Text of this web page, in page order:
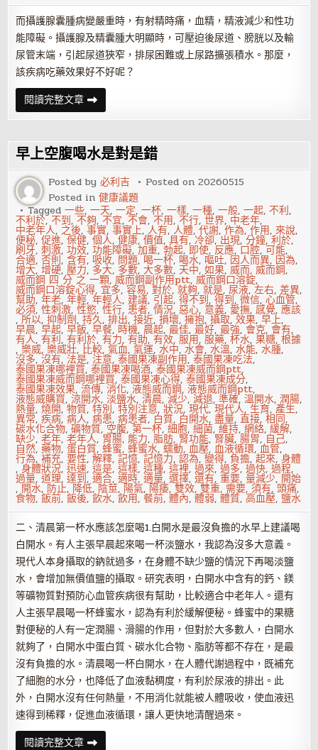
而攝護腺囊腫病變嚴重時，有射精時痛，血精，精液減少和性功
能障礙。攝護腺及精囊腫大明顯時，可壓迫後尿道、膀胱以及輸
尿管末端，引起尿道狹窄，排尿困難或上尿路擴張積水。那麼，
該疾病吃藥效果好不好呢？
閱讀完整文章攝
護
腺
腫
出
現
什
麼
症
狀
吃
藥
效
果
怎
麼
樣
早上空腹喝水是對是錯
Posted by必利吉 Posted on20260515
Posted in健康議題
Tagged一些,一天,一定,一杯,一樣,一種,一般,一起,不利,
不利於,不到,不夠,不宜,不會,不用,不行,世界, 中老年,
中老年人, 之後,事實,事實上,人有,人體,代謝,作為,作用,來說,
便秘,促進,保健,個人,健康,價值,具有, 冷卻, 出現,分鐘,利於,
刷牙,刺激,功效,功能障礙,加重,勃起, 即使, 反應, 口腔,可能,
合適,否則,含有, 吸收, 問題, 喝一杯, 喝水, 嘔吐, 因人而異, 因為,
增大,增硬,壓力, 多大, 多數,大多數, 天中,如果,威而,威而鋼,
威而鋼 四 分 之 一顆,威而鋼副作用ptt,威而鋼口溶錠,
威而鋼口溶錠心得,宜多,容易,對於,就夠,就是,尿液,左右,差異,
幫助,年老,年輕,年輕人, 建議, 引起,得不到,得到,微信,心血管,
必須,性刺激,性慾,性行, 患者,情況,惡心, 意義, 愛撫,感覺,應該
,所以,抑制劑,持久,排出,接近,損壞,擁抱,攝取,效果,早上,
早晨,早起,早飯,早餐, 時機,晨起,最佳,最好,最強, 會克, 會有,
有人,有利,有利於,有力,有助,有效,服用,服藥,杯水,果糖,根據
,樂威,樂威壯, 比較,氣血,氣運,水中,水會,水溫,水能,水腫,
沒多,沒有, 法是, 注意,泰國果凍副作用,泰國果凍吃法,
泰國果凍哪裡買,泰國果凍喝酒,泰國果凍威而鋼ptt,
泰國果凍威而鋼哪裡買,泰國果凍心得,泰國果凍成分,
泰國果凍效果,流傳,消化,液態威而鋼,液態威而鋼ptt,
液態威購買,涼開水,淡鹽水,清晨,減少,減退,準確,溫開水,潤腸,
熱量,燒開,物質,特別,特別注意,狀況,現代,現代人,生育,產生,
異常,疾病,病人,病患,病患者, 白質, 白開水,盡量,直接,相同,
碳水化合物,礦物質, 空腹,第一杯,細胞,細菌,維持,網絡,緩解,
缺少,老年,老年人, 胃腸, 能力,脂肪, 腎功能, 腎臟,腸胃, 自己,
自然,藥物,蛋白質,蜂蜜,蜂蜜水,蠕動,血壓,血液循環,血管,
行為,補充,要性,解釋,記憶,記憶力,認為,變得, 負擔,起來,身體
,身體狀況,迅速,這是,這樣,這種,這裡,過來,過多,過快,過程,
過量,道理,達到,適合,適時,適量,選擇,還有,重要,量減少, 開始
, 開水, 防止, 降低, 陰莖, 陽氣, 陽痿,雙效,雙重, 需要,須有,頭痛,
食物,飯前,飯後,飲水,飲用,餐前,體內,體弱,體質,高血壓, 鹽水
二、清晨第一杯水應該怎麼喝1.白開水是最沒負擔的水早上建議喝
白開水。有人主張早晨起來喝一杯淡鹽水，我認為沒多大意義。
現代人本身攝取的鈉就過多，在身體不缺少鹽的情況下再喝淡鹽
水，會增加無價值鹽的攝取。研究表明，白開水中含有的鈣、鎂
等礦物質對預防心血管疾病很有幫助，比較適合中老年人。還有
人主張早晨喝一杯蜂蜜水，認為有利於緩解便秘。蜂蜜中的果糖
對便秘的人有一定潤腸、滑腸的作用，但對於大多數人，白開水
就夠了，白開水中蛋白質、碳水化合物、脂肪等都不存在，是最
沒有負擔的水。清晨喝一杯白開水，在人體代謝過程中，既補充
了細胞的水分，也降低了血液黏稠度，有利於尿液的排出。此
外，白開水沒有任何熱量，不用消化就能被人體吸收，使血液迅
速得到稀釋，促進血液循環，讓人更快地清醒過來。
閱讀完整文章早